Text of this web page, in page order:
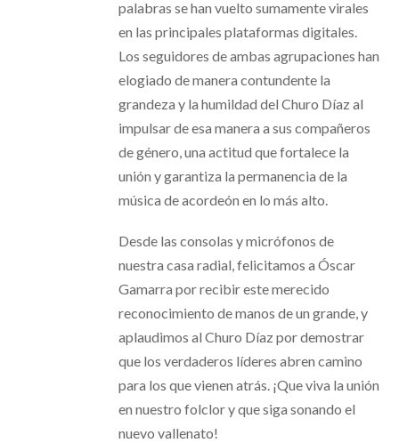
palabras se han vuelto sumamente virales
en las principales plataformas digitales.
Los seguidores de ambas agrupaciones han
elogiado de manera contundente la
grandeza y la humildad del Churo Díaz al
impulsar de esa manera a sus compañeros
de género, una actitud que fortalece la
unión y garantiza la permanencia de la
música de acordeón en lo más alto.
Desde las consolas y micrófonos de
nuestra casa radial, felicitamos a Óscar
Gamarra por recibir este merecido
reconocimiento de manos de un grande, y
aplaudimos al Churo Díaz por demostrar
que los verdaderos líderes abren camino
para los que vienen atrás. ¡Que viva la unión
en nuestro folclor y que siga sonando el
nuevo vallenato!